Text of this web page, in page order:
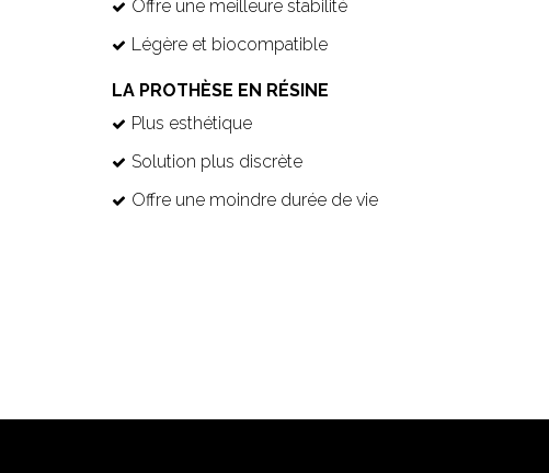
Offre une meilleure stabilité
Légère et biocompatible
LA PROTHÈSE EN RÉSINE
Plus esthétique
Solution plus discrète
Offre une moindre durée de vie